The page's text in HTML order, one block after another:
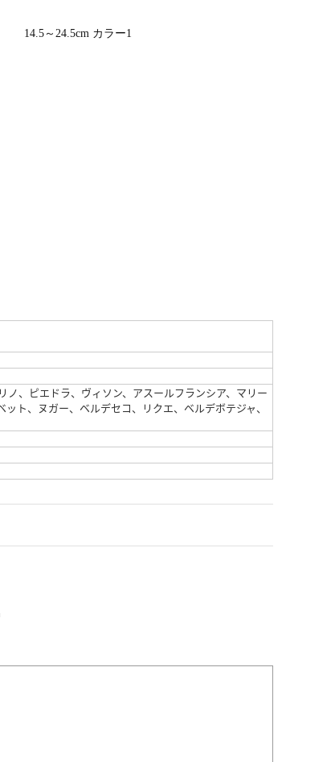
14.5～24.5cm カラー1
、ピエドラ、ヴィソン、アスールフランシア、マリー
ト、ヌガー、ベルデセコ、リクエ、ベルデボテジャ、